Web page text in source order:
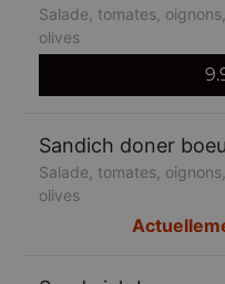
Salade, tomates,
olives
Sandich doner
Salade, tomates,
olives